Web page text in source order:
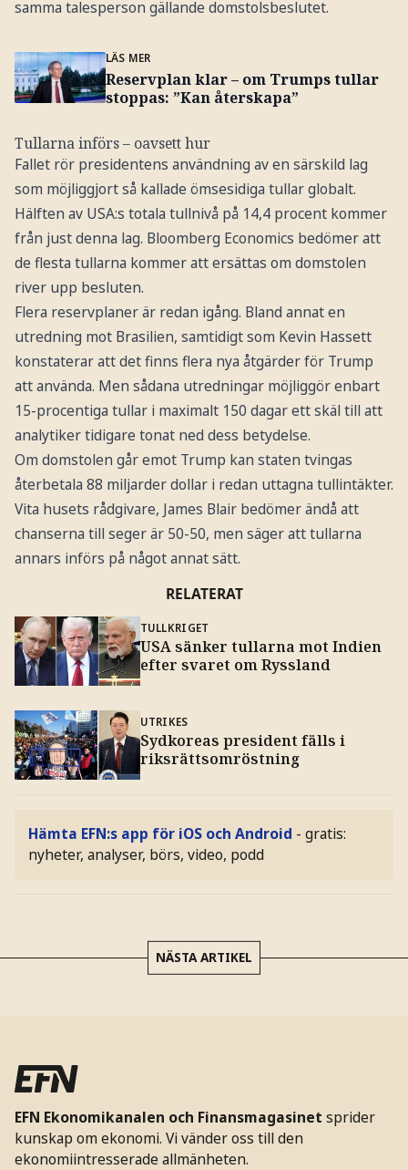
samma talesperson gällande domstolsbeslutet.
LÄS MER
Reservplan klar – om Trumps tullar
stoppas: ”Kan återskapa”
Tullarna införs – oavsett hur
Fallet rör presidentens användning av en särskild lag
som möjliggjort så kallade ömsesidiga tullar globalt.
Hälften av USA:s totala tullnivå på 14,4 procent kommer
från just denna lag. Bloomberg Economics bedömer att
de flesta tullarna kommer att ersättas om domstolen
river upp besluten.
Flera reservplaner är redan igång. Bland annat en
utredning mot Brasilien, samtidigt som Kevin Hassett
konstaterar att det finns flera nya åtgärder för Trump
att använda. Men sådana utredningar möjliggör enbart
15-procentiga tullar i maximalt 150 dagar ett skäl till att
analytiker tidigare tonat ned dess betydelse.
Om domstolen går emot Trump kan staten tvingas
återbetala 88 miljarder dollar i redan uttagna tullintäkter.
Vita husets rådgivare, James Blair bedömer ändå att
chanserna till seger är 50-50, men säger att tullarna
annars införs på något annat sätt.
RELATERAT
TULLKRIGET
USA sänker tullarna mot Indien
efter svaret om Ryssland
UTRIKES
Sydkoreas president fälls i
riksrättsomröstning
Hämta EFN:s app för iOS och Android - gratis:
nyheter, analyser, börs, video, podd
NÄSTA ARTIKEL
EFN Ekonomikanalen och Finansmagasinet sprider
kunskap om ekonomi. Vi vänder oss till den
ekonomiintresserade allmänheten.